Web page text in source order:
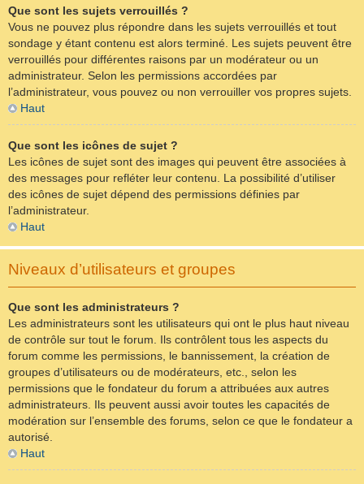
Que sont les sujets verrouillés ?
Vous ne pouvez plus répondre dans les sujets verrouillés et tout
sondage y étant contenu est alors terminé. Les sujets peuvent être
verrouillés pour différentes raisons par un modérateur ou un
administrateur. Selon les permissions accordées par
l’administrateur, vous pouvez ou non verrouiller vos propres sujets.
Haut
Que sont les icônes de sujet ?
Les icônes de sujet sont des images qui peuvent être associées à
des messages pour refléter leur contenu. La possibilité d’utiliser
des icônes de sujet dépend des permissions définies par
l’administrateur.
Haut
Niveaux d’utilisateurs et groupes
Que sont les administrateurs ?
Les administrateurs sont les utilisateurs qui ont le plus haut niveau
de contrôle sur tout le forum. Ils contrôlent tous les aspects du
forum comme les permissions, le bannissement, la création de
groupes d’utilisateurs ou de modérateurs, etc., selon les
permissions que le fondateur du forum a attribuées aux autres
administrateurs. Ils peuvent aussi avoir toutes les capacités de
modération sur l’ensemble des forums, selon ce que le fondateur a
autorisé.
Haut